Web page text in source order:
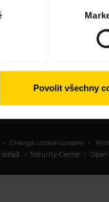
Povolit všechny
Change cookie consent
údajů Security Center Open